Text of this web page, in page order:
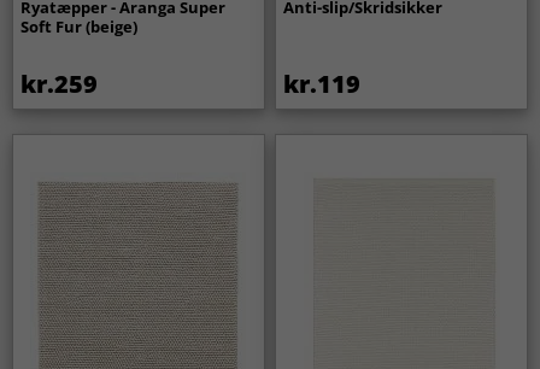
Ryatæpper - Aranga Super
Soft Fur (beige)
kr.259
Anti-slip/Skridsikker
kr.119